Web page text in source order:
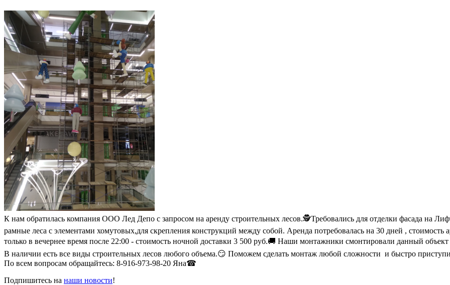
К нам обратилась компания ООО Лед Депо с запросом на аренду строительных лесов.🕵Требовались для отделки фасада на
рамные леса с элементами хомутовых,для скрепления конструкций между собой. Аренда потребовалась на 30 дней , стоимость
только в вечернее время после 22:00 - стоимость ночной доставки 3 500 руб.🚚 Наши монтажники смонтировали данный
В наличии есть все виды строительных лесов любого объема.😏 Поможем сделать монтаж любой сложности и быстро
По всем вопросам обращайтесь: 8-916-973-98-20 Яна☎
Подпишитесь на наши новости!